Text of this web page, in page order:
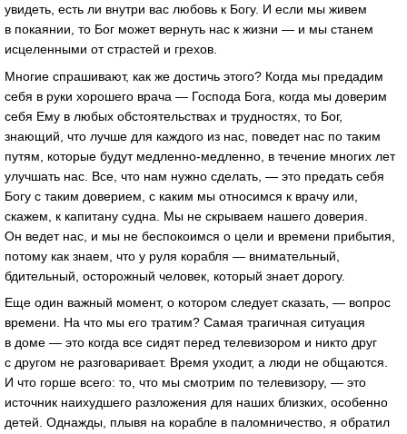
увидеть, есть ли внутри вас любовь к Богу. И если мы живем
в покаянии, то Бог может вернуть нас к жизни — и мы станем
исцеленными от страстей и грехов.
Многие спрашивают, как же достичь этого? Когда мы предадим
себя в руки хорошего врача — Господа Бога, когда мы доверим
себя Ему в любых обстоятельствах и трудностях, то Бог,
знающий, что лучше для каждого из нас, поведет нас по таким
путям, которые будут медленно-медленно, в течение многих лет
улучшать нас. Все, что нам нужно сделать, — это предать себя
Богу с таким доверием, с каким мы относимся к врачу или,
скажем, к капитану судна. Мы не скрываем нашего доверия.
Он ведет нас, и мы не беспокоимся о цели и времени прибытия,
потому как знаем, что у руля корабля — внимательный,
бдительный, осторожный человек, который знает дорогу.
Еще один важный момент, о котором следует сказать, — вопрос
времени. На что мы его тратим? Самая трагичная ситуация
в доме — это когда все сидят перед телевизором и никто друг
с другом не разговаривает. Время уходит, а люди не общаются.
И что горше всего: то, что мы смотрим по телевизору, — это
источник наихудшего разложения для наших близких, особенно
детей. Однажды, плывя на корабле в паломничество, я обратил